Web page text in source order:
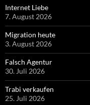
Internet Liebe
7. August 2026
Migration heute
3. August 2026
Falsch Agentur
30. Juli 2026
Trabi verkaufen
25. Juli 2026